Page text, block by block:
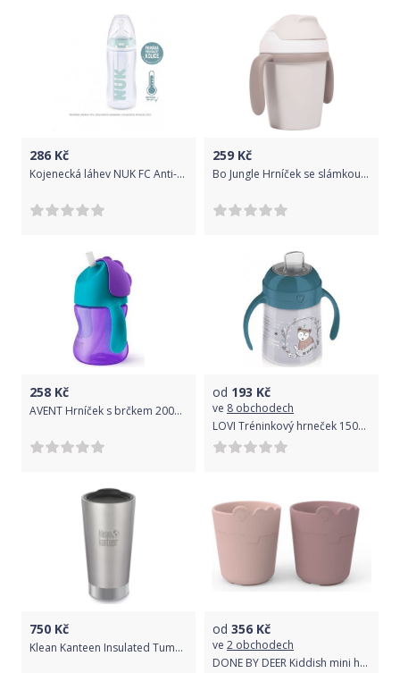
286 Kč
Kojenecká láhev NUK FC Anti-colic s kontrolou teploty 300 ml UNI, Dle obrázku
259 Kč
Bo Jungle Hrníček se slámkou CPLA Grey
258 Kč
AVENT Hrníček s brčkem 200ml - fialový
od 193 Kč
ve 8 obchodech
LOVI Tréninkový hrneček 150ml INDIAN SUMMER 6m+
750 Kč
Klean Kanteen Insulated Tumbler - brushed stainless 473 ml uni
od 356 Kč
ve 2 obchodech
DONE BY DEER Kiddish mini hrneček Croco 2ks - růžový